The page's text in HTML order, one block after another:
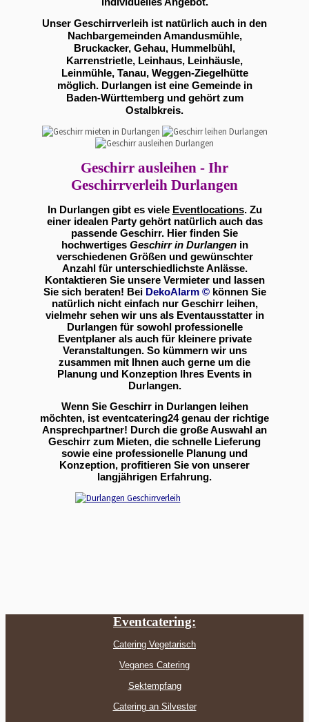
Unser Geschirrverleih ist natürlich auch in den
Nachbargemeinden Amandusmühle,
Bruckacker, Gehau, Hummelbühl,
Karrenstrietle, Leinhaus, Leinhäusle,
Leinmühle, Tanau, Weggen-Ziegelhütte
möglich. Durlangen ist eine Gemeinde in
Baden-Württemberg und gehört zum
Ostalbkreis.
Geschirr ausleihen - Ihr
Geschirrverleih Durlangen
In Durlangen gibt es viele Eventlocations. Zu
einer idealen Party gehört natürlich auch das
passende Geschirr. Hier finden Sie
hochwertiges Geschirr in Durlangenin
verschiedenen Größen und gewünschter
Anzahl für unterschiedlichste Anlässe.
Kontaktieren Sie unsere Vermieter und lassen
Sie sich beraten! Bei DekoAlarm ©können Sie
natürlich nicht einfach nur Geschirr leihen,
vielmehr sehen wir uns als Eventausstatter in
Durlangen für sowohl professionelle
Eventplaner als auch für kleinere private
Veranstaltungen. So kümmern wir uns
zusammen mit Ihnen auch gerne um die
Planung und Konzeption Ihres Events in
Durlangen.
Wenn Sie Geschirr in Durlangen leihen
möchten, ist eventcatering24 genau der richtige
Ansprechpartner! Durch die große Auswahl an
Geschirr zum Mieten, die schnelle Lieferung
sowie eine professionelle Planung und
Konzeption, profitieren Sie von unserer
langjährigen Erfahrung.
Eventcatering:
Catering Vegetarisch
Veganes Catering
Sektempfang
Catering an Silvester